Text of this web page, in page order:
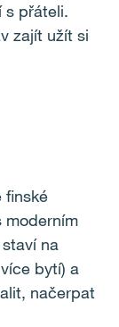
s přáteli.
zajít užít si
finské
moderním
na
bytí) a
načerpat